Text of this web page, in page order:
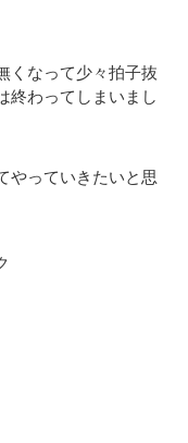
くなって少々拍子抜
終わってしまいまし
やっていきたいと思